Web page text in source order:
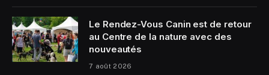
Le Rendez-Vous Canin est de retour
au Centre de la nature avec des
nouveautés
7 août 2026